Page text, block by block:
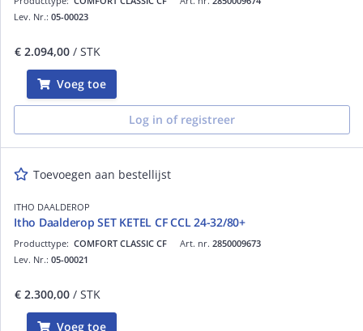
Lev. Nr.: 05-00023
€ 2.094,00 / STK
Voeg toe
Log in of registreer
Toevoegen aan bestellijst
ITHO DAALDEROP
Itho Daalderop SET KETEL CF CCL 24-32/80+
Art. nr. 2850009673
Producttype: COMFORT CLASSIC CF
Lev. Nr.: 05-00021
€ 2.300,00 / STK
Voeg toe